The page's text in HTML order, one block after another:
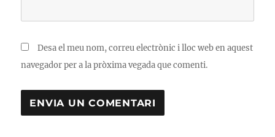
Desa el meu nom, correu electrònic i lloc web en aquest
navegador per a la pròxima vegada que comenti.